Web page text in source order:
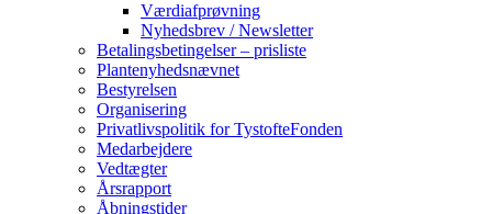
Værdiafprøvning
Nyhedsbrev / Newsletter
Betalingsbetingelser – prisliste
Plantenyhedsnævnet
Bestyrelsen
Organisering
Privatlivspolitik for TystofteFonden
Medarbejdere
Vedtægter
Årsrapport
Åbningstider